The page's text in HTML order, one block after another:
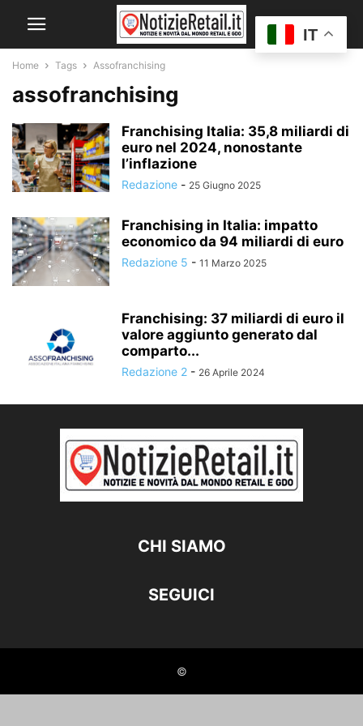
Home Tags Assofranchising
assofranchising
Franchising Italia: 35,8 miliardi di
euro nel 2024, nonostante
l’inflazione
Redazione - 25 Giugno 2025
Franchising in Italia: impatto
economico da 94 miliardi di euro
Redazione 5 - 11 Marzo 2025
Franchising: 37 miliardi di euro il
valore aggiunto generato dal
comparto...
Redazione 2 - 26 Aprile 2024
CHI SIAMO
SEGUICI
©
IT